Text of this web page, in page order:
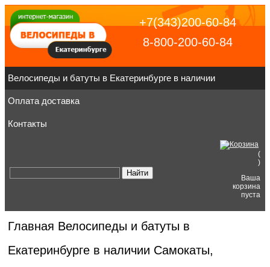
+7(343)200-60-84
8-800-200-60-84
Велосипеды и батуты в Екатеринбурге в наличии
Оплата доставка
Контакты
(
)
Ваша
корзина
пуста
Главная Велосипеды и батуты в
Екатеринбурге в наличии Самокаты,